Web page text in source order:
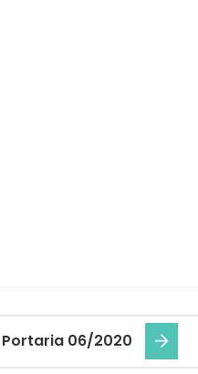
Portaria 06/2020